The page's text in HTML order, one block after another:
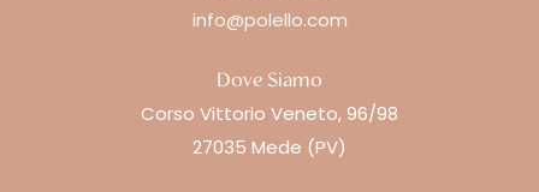
info@polello.com
Dove Siamo
Corso Vittorio Veneto, 96/98
27035 Mede (PV)